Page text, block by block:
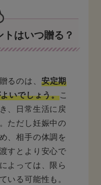
はいつ贈る？
るのは、 安定期
いでしょう。こ
、日常生活に戻
ただし妊娠中の
、相手の体調を
すとより安心で
よっては、限ら
いる可能性も。